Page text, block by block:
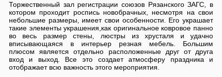
Торжественный зал регистрации союзов Рязанского ЗАГС, в
котором проходит роспись новобрачных, несмотря на свои
небольшие размеры, имеет свои особенности. Его украшает
такие элементы украшения,как оригинальное ковровое панно
во весь размер стены, люстры из хрусталя и удачно
вписывающаяся в интерьер резная мебель. Большим
плюсом является отдельно расположенные друг от друга
вход и выход. Все это создает атмосферу праздника и
отображает всю важность этого мероприятия.